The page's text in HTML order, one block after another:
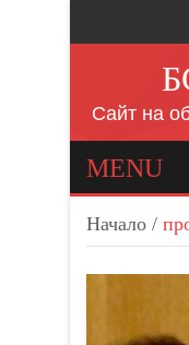
Сайт на
MENU
Начало /